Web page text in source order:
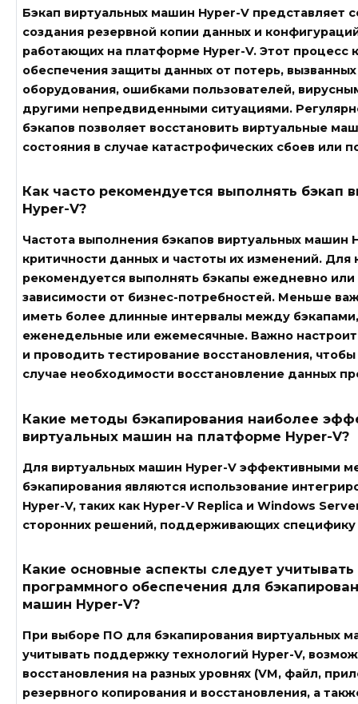
Бэкап виртуальных машин Hyper-V представляет
создания резервной копии данных и
работающих на платформе Hyper-V. Этот процесс
обеспечения защиты данных от потерь,
оборудования, ошибками пользователей,
другими непредвиденными ситуациями.
бэкапов позволяет восстановить виртуальные
состояния в случае катастрофических сбоев или
Как часто рекомендуется выполнять бэкап
Hyper-V?
Частота выполнения бэкапов виртуальных машин
критичности данных и частоты их изменений. Для
рекомендуется выполнять бэкапы ежедневно
зависимости от бизнес-потребностей. Меньше
иметь более длинные интервалы между бэкапами,
еженедельные или ежемесячные. Важно
и проводить тестирование восстановления,
случае необходимости восстановление данных
Какие методы бэкапирования наиболее
виртуальных машин на платформе Hyper-V?
Для виртуальных машин Hyper-V эффективными
бэкапирования являются использование
Hyper-V, таких как Hyper-V Replica и Windows
сторонних решений, поддерживающих специфику
Какие основные аспекты следует
программного обеспечения для
машин Hyper-V?
При выборе ПО для бэкапирования виртуальных
учитывать поддержку технологий Hyper-V,
восстановления на разных уровнях (VM, файл,
резервного копирования и восстановления, а